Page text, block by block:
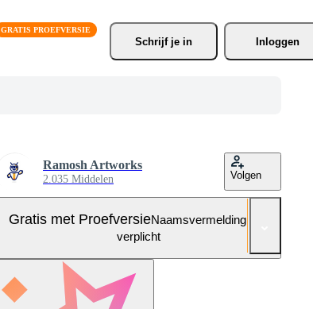
Schrijf je in Inloggen
Ramosh Artworks
2.035 Middelen Volgen
Gratis met ProefversieNaamsvermelding niet
verplicht